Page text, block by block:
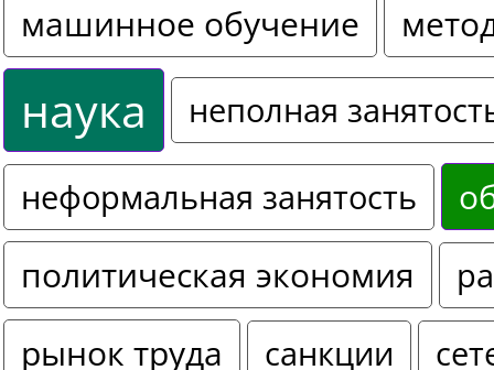
машинное обучение
наука
неполная
неформальная занятость
политическая экономия
рынок труда санкции